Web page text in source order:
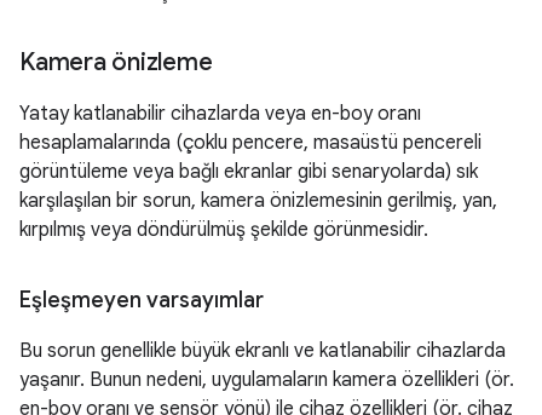
Kamera önizleme
Yatay katlanabilir cihazlarda veya en-boy oranı
hesaplamalarında (çoklu pencere, masaüstü pencereli
görüntüleme veya bağlı ekranlar gibi senaryolarda) sık
karşılaşılan bir sorun, kamera önizlemesinin gerilmiş, yan,
kırpılmış veya döndürülmüş şekilde görünmesidir.
Eşleşmeyen varsayımlar
Bu sorun genellikle büyük ekranlı ve katlanabilir cihazlarda
yaşanır. Bunun nedeni, uygulamaların kamera özellikleri (ör.
en-boy oranı ve sensör yönü) ile cihaz özellikleri (ör. cihaz